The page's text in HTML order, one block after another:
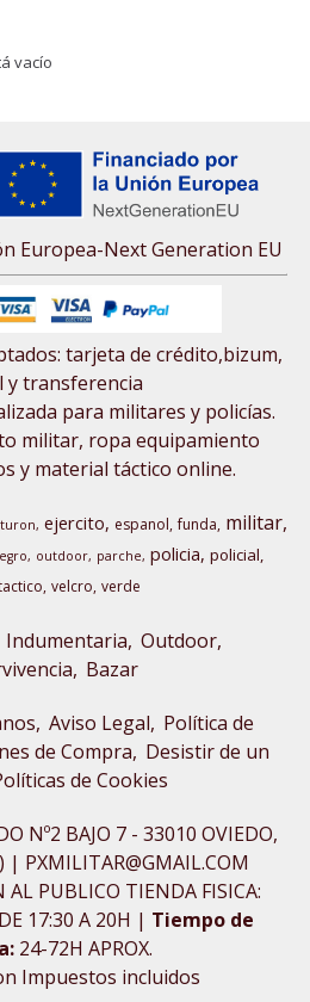
vacío
Europea-Next Generation EU
tarjeta de crédito,bizum,
y transferencia
para militares y policías.
militar, ropa equipamiento
y material táctico online.
ejercito espanol funda militar
outdoor parche policia policial
velcro verde
Indumentaria Outdoor,
Bazar
Aviso Legal Política de
de Compra Desistir de un
de Cookies
Nº2 BAJO 7 - 33010 OVIEDO,
PXMILITAR@GMAIL.COM
AL PUBLICO TIENDA FISICA:
17:30 A 20H | Tiempo de
24-72H APROX.
Impuestos incluidos